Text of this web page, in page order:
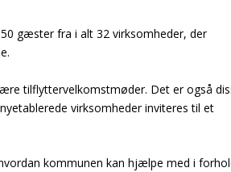
gæster fra i alt 32 virksomheder, der
tilflyttervelkomstmøder. Det er også
virksomheder inviteres til et
kommunen kan hjælpe med i